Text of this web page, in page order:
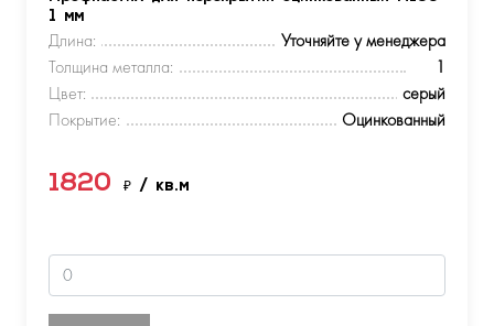
1 мм
Длина:
Уточняйте у менеджера
Толщина металла:
1
Цвет:
серый
Покрытие:
Оцинкованный
1820 ₽ / кв.м